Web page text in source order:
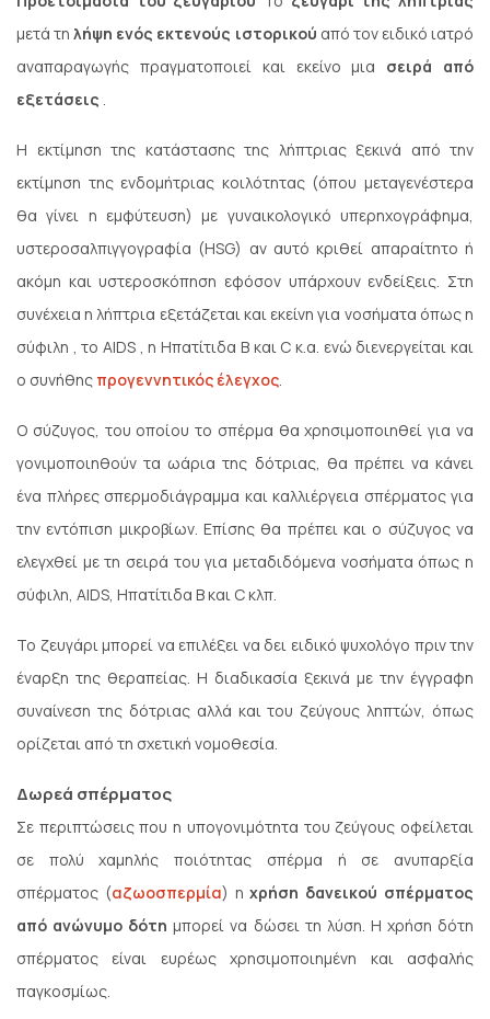
μετά τηλήψη ενός εκτενούς ιστορικού από τον ειδικό ιατρό
αναπαραγωγής πραγματοποιεί και εκείνο μια σειρά από
εξετάσεις .
Η εκτίμηση της κατάστασης της λήπτριας ξεκινά από την
εκτίμηση της ενδομήτριας κοιλότητας (όπου μεταγενέστερα
θα γίνει η εμφύτευση) με γυναικολογικό υπερηχογράφημα,
υστεροσαλπιγγογραφία (HSG) αν αυτό κριθεί απαραίτητο ή
ακόμη και υστεροσκόπηση εφόσον υπάρχουν ενδείξεις. Στη
συνέχεια η λήπτρια εξετάζεται και εκείνη για νοσήματα όπως η
σύφιλη , το AIDS , η Ηπατίτιδα Β και C κ.α. ενώ διενεργείται και
ο συνήθης προγεννητικός έλεγχος.
O σύζυγος, του οποίου το σπέρμα θα χρησιμοποιηθεί για να
γονιμοποιηθούν τα ωάρια της δότριας, θα πρέπει να κάνει
ένα πλήρες σπερμοδιάγραμμα και καλλιέργεια σπέρματος για
την εντόπιση μικροβίων. Επίσης θα πρέπει και ο σύζυγος να
ελεγχθεί με τη σειρά του για μεταδιδόμενα νοσήματα όπως η
σύφιλη, AIDS, Ηπατίτιδα Β και C κλπ.
Το ζευγάρι μπορεί να επιλέξει να δει ειδικό ψυχολόγο πριν την
έναρξη της θεραπείας. Η διαδικασία ξεκινά με την έγγραφη
συναίνεση της δότριας αλλά και του ζεύγους ληπτών, όπως
ορίζεται από τη σχετική νομοθεσία.
Δωρεά σπέρματος
Σε περιπτώσεις που η υπογονιμότητα του ζεύγους οφείλεται
σε πολύ χαμηλής ποιότητας σπέρμα ή σε ανυπαρξία
σπέρματος (αζωοσπερμία) ηχρήση δανεικού σπέρματος
από ανώνυμο δότη μπορεί να δώσει τη λύση. Η χρήση δότη
σπέρματος είναι ευρέως χρησιμοποιημένη και ασφαλής
παγκοσμίως.